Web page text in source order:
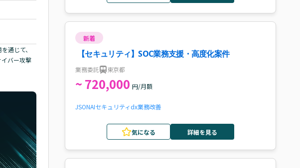
通じて、
バー攻撃
新着
【セキュリティ】SOC業務支援・高度化案件
業務委託 東京都
~ 720,000 円/月額
JSONAIセキュリティdx業務改善
気になる 詳細を見る